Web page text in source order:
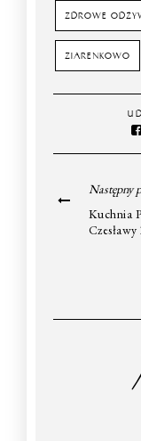
ZDROWE
ZIARENKOWO
Następny
Kuchnia